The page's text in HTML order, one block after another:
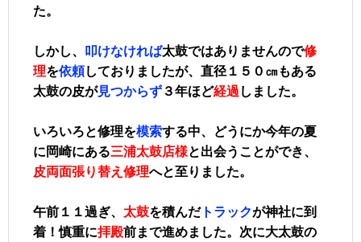
た。
しかし、 叩けなければ太鼓ではありませんので修
理を依頼しておりましたが、直径１５０㎝もある
太鼓の皮が見つからず ３年ほど経過 しました。
いろいろと修理を模索する中、どうにか今年の夏
に 岡崎にある三浦太鼓店様と出会うことができ、
皮両面張り替え修理へと至りました。
午前１１過ぎ、 太鼓を積んだトラックが神社に到
着！慎重に拝殿前まで進めました。次に大太鼓の